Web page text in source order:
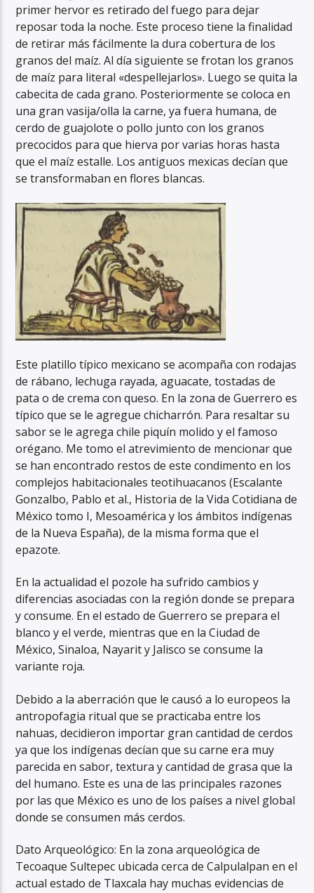
primer hervor es retirado del fuego para dejar
reposar toda la noche. Este proceso tiene la finalidad
de retirar más fácilmente la dura cobertura de los
granos del maíz. Al día siguiente se frotan los granos
de maíz para literal «despellejarlos». Luego se quita la
cabecita de cada grano. Posteriormente se coloca en
una gran vasija/olla la carne, ya fuera humana, de
cerdo de guajolote o pollo junto con los granos
precocidos para que hierva por varias horas hasta
que el maíz estalle. Los antiguos mexicas decían que
se transformaban en flores blancas.
Este platillo típico mexicano se acompaña con rodajas
de rábano, lechuga rayada, aguacate, tostadas de
pata o de crema con queso. En la zona de Guerrero es
típico que se le agregue chicharrón. Para resaltar su
sabor se le agrega chile piquín molido y el famoso
orégano. Me tomo el atrevimiento de mencionar que
se han encontrado restos de este condimento en los
complejos habitacionales teotihuacanos (Escalante
Gonzalbo, Pablo et al., Historia de la Vida Cotidiana de
México tomo I, Mesoamérica y los ámbitos indígenas
de la Nueva España), de la misma forma que el
epazote.
En la actualidad el pozole ha sufrido cambios y
diferencias asociadas con la región donde se prepara
y consume. En el estado de Guerrero se prepara el
blanco y el verde, mientras que en la Ciudad de
México, Sinaloa, Nayarit y Jalisco se consume la
variante roja.
Debido a la aberración que le causó a lo europeos la
antropofagia ritual que se practicaba entre los
nahuas, decidieron importar gran cantidad de cerdos
ya que los indígenas decían que su carne era muy
parecida en sabor, textura y cantidad de grasa que la
del humano. Este es una de las principales razones
por las que México es uno de los países a nivel global
donde se consumen más cerdos.
Dato Arqueológico: En la zona arqueológica de
Tecoaque Sultepec ubicada cerca de Calpulalpan en el
actual estado de Tlaxcala hay muchas evidencias de